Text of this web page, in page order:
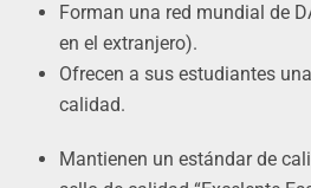
Forman una red mundial de
en el extranjero).
Ofrecen a sus estudiantes
calidad.
Mantienen un estándar de